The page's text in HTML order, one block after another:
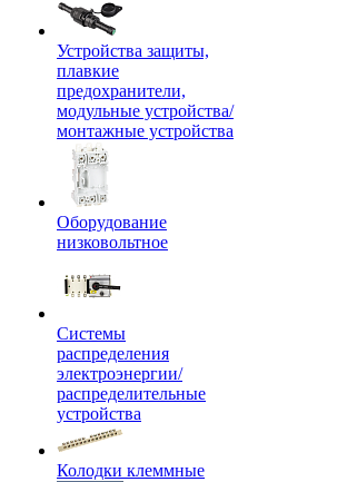
Устройства защиты,
плавкие
предохранители,
модульные устройства/
монтажные устройства
Оборудование
низковольтное
Системы
распределения
электроэнергии/
распределительные
устройства
Колодки клеммные